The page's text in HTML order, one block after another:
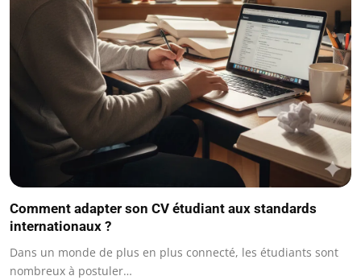
Comment adapter son CV étudiant aux standards
internationaux ?
Dans un monde de plus en plus connecté, les étudiants sont
nombreux à postuler…